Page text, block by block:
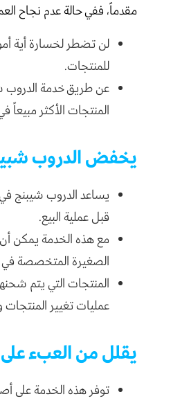
مقدماً، ففي حالة عدم نجاح
لن تضطر لخسارة أية
للمنتجات.
عن طريق خدمة الدروب
المنتجات الأكثر مبيعاً
يخفض الدروب
يساعد الدروب شيبنج في
قبل عملية البيع.
مع هذه الخدمة
الصغيرة المتخصصة
المنتجات التي يتم
عمليات تغيير
يقلل من العبء على
توفر هذه الخدمة على